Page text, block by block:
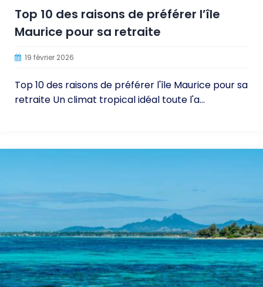
Top 10 des raisons de préférer l’île
Maurice pour sa retraite
19 février 2026
Top 10 des raisons de préférer l'île Maurice pour sa
retraite Un climat tropical idéal toute l'a...